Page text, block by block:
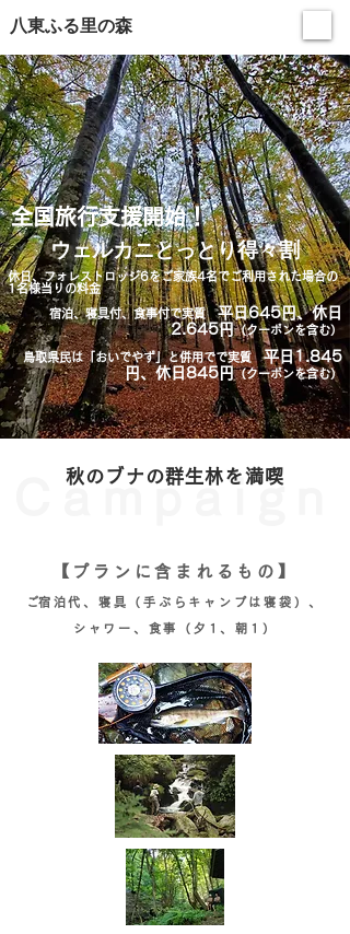
​八東ふる里の森
全国旅行支援開始！
ウェルカニとっとり得々割
休日、フォレストロッジ6をご家族4名でご利用された場合の
1名様当りの料金
宿泊、寝具付、食事付で実質平日645円、休日
2.645円（クーポンを含む）
鳥取県民は「おいでやず」と併用でで実質平日1.845
円、休日845円（クーポンを含む）
Campaign
秋のブナの群生林を満喫
【プランに含まれるもの】
​ご宿泊代、寝具（手ぶらキャンプは寝袋）、
シャワー、食事（夕1、朝1）